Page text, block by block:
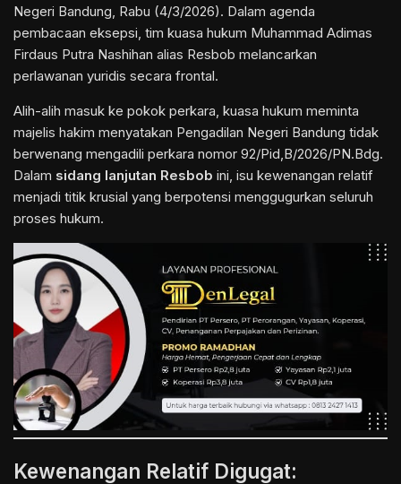
Negeri Bandung, Rabu (4/3/2026). Dalam agenda
pembacaan eksepsi, tim kuasa hukum Muhammad Adimas
Firdaus Putra Nashihan alias Resbob melancarkan
perlawanan yuridis secara frontal.
Alih-alih masuk ke pokok perkara, kuasa hukum meminta
majelis hakim menyatakan Pengadilan Negeri Bandung tidak
berwenang mengadili perkara nomor 92/Pid,B/2026/PN.Bdg.
Dalam sidang lanjutan Resbob ini, isu kewenangan relatif
menjadi titik krusial yang berpotensi menggugurkan seluruh
proses hukum.
Kewenangan Relatif Digugat: